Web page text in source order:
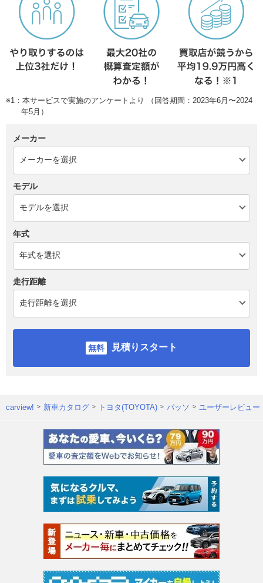
※1：本サービスで実施のアンケートより （回答期間：2023年6月〜2024
年5月）
メーカー
モデル
年式
走行距離
見積りスタート
carview! 新車カタログ トヨタ(TOYOTA) パッソ ユーザーレビュー